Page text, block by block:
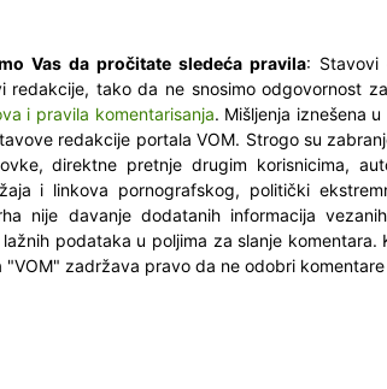
Vas da pročitate sledeća pravila: Stavovi
redakcije, tako da ne snosimo odgovornost
i pravila komentarisanja. Mišljenja iznešena
redakcije portala VOM. Strogo su
direktne pretnje drugim korisnicima,
i linkova pornografskog, politički
nije davanje dodatanih informacija
podataka u poljima za slanje komentara.
zadržava pravo da ne odobri